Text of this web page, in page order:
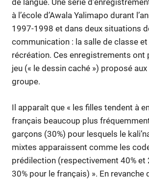
de langue. Une série
à l’école d’Awala Yalimapo durant
1997-1998 et dans deux situations
communication : la salle de classe
récréation. Ces enregistrements ont
jeu (« le dessin caché ») proposé
groupe.
Il apparaît que « les filles tendent à
français beaucoup plus
garçons (30%) pour lesquels le
mixtes apparaissent comme les
prédilection (respectivement 40% et
30% pour le français) ». En revanche